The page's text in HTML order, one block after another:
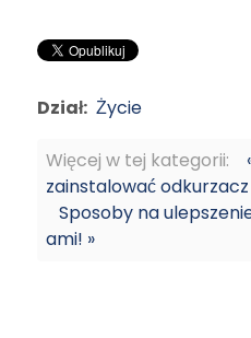
Dział: Życie
Więcej w tej kategorii:
zainstalować
Sposoby na
ami! »